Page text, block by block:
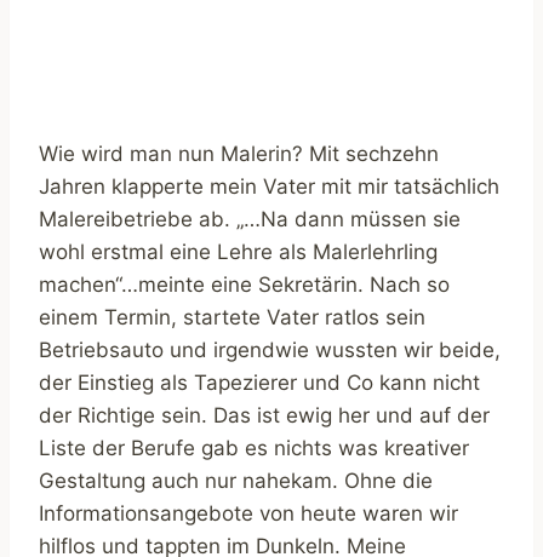
Wie wird man nun Malerin? Mit sechzehn
Jahren klapperte mein Vater mit mir tatsächlich
Malereibetriebe ab. „…Na dann müssen sie
wohl erstmal eine Lehre als Malerlehrling
machen“…meinte eine Sekretärin. Nach so
einem Termin, startete Vater ratlos sein
Betriebsauto und irgendwie wussten wir beide,
der Einstieg als Tapezierer und Co kann nicht
der Richtige sein. Das ist ewig her und auf der
Liste der Berufe gab es nichts was kreativer
Gestaltung auch nur nahekam. Ohne die
Informationsangebote von heute waren wir
hilflos und tappten im Dunkeln. Meine